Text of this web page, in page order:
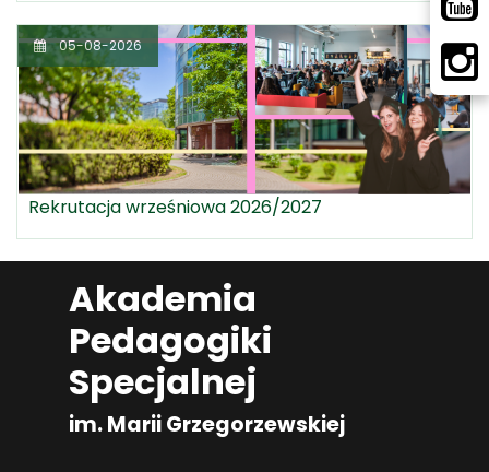
05-08-2026
Rekrutacja wrześniowa 2026/2027
Akademia
Pedagogiki
Specjalnej
im. Marii Grzegorzewskiej